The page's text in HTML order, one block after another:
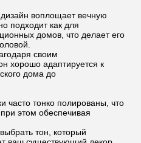
воплощает вечную
подходит как для
домов, что делает его
своим
хорошо адаптируется к
дома до
часто тонко полированы, что
этом обеспечивая
тон, который